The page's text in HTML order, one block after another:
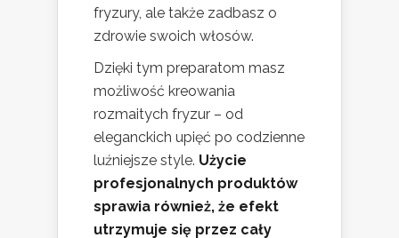
fryzury, ale także zadbasz o
zdrowie swoich włosów.
Dzięki tym preparatom masz
możliwość kreowania
rozmaitych fryzur – od
eleganckich upięć po codzienne
luźniejsze style. Użycie
profesjonalnych produktów
sprawia również, że efekt
utrzymuje się przez cały